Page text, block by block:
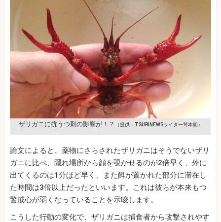
ザリガニに抗うつ剤の影響が！？ （提供：TSURINEWSライター茸本朗）
論文によると、薬物にさらされたザリガニはそうでないザリ
ガニに比べ、隠れ場所から顔を覗かせるのが2倍早く、外に
出てくるのは1分ほど早く、また餌が置かれた部分に滞在し
た時間は3倍以上だったといいます。これは彼らが本来もつ
警戒心が弱くなっていることを示唆します。
こうした行動の変化で、ザリガニは捕食者から攻撃されやす